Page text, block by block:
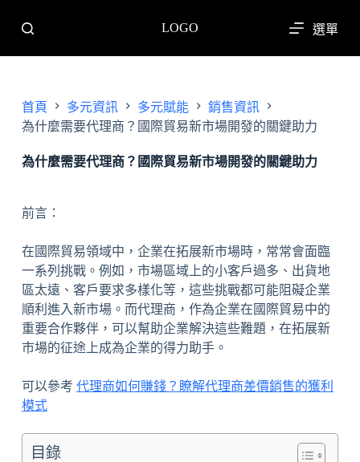
至
主
容
LOGO 選單
首頁 多元資訊 多元賦能
銷售資訊
為什麼需要代理商？國際貿易新市場開發的關鍵助力
為什麼需要代理商？國際貿易新市場開發的關鍵助力
前言：
在國際貿易領域中，企業在拓展新市場時，常常會面臨
一系列挑戰。例如，市場區域上的小客戶過多、出貨地
區太遠、客戶要求多樣化等，這些挑戰都可能阻礙企業
順利進入新市場。而代理商，作為企業在國際貿易中的
重要合作夥伴，可以幫助企業解決這些難題，在拓展新
市場的征途上成為企業的得力助手。
可以參考 代理商如何賺錢？瞭解代理商差價銷售的獲利
模式
目錄